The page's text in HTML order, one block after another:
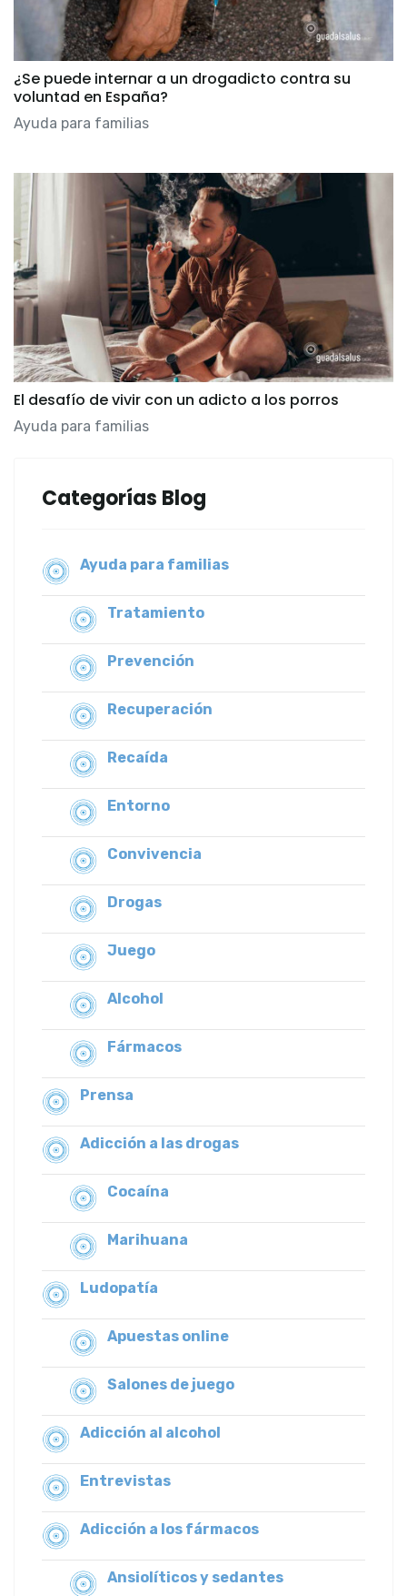
¿Se puede internar a un drogadicto contra su
voluntad en España?
Ayuda para familias
El desafío de vivir con un adicto a los porros
Ayuda para familias
Categorías Blog
Ayuda para familias
Tratamiento
Prevención
Recuperación
Recaída
Entorno
Convivencia
Drogas
Juego
Alcohol
Fármacos
Prensa
Adicción a las drogas
Cocaína
Marihuana
Ludopatía
Apuestas online
Salones de juego
Adicción al alcohol
Entrevistas
Adicción a los fármacos
Ansiolíticos y sedantes